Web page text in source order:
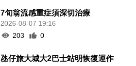
7旬翁流感重症須深切治療
2026-08-07 19:16
203
0
氹仔旅大城大2巴士站明恢復運作